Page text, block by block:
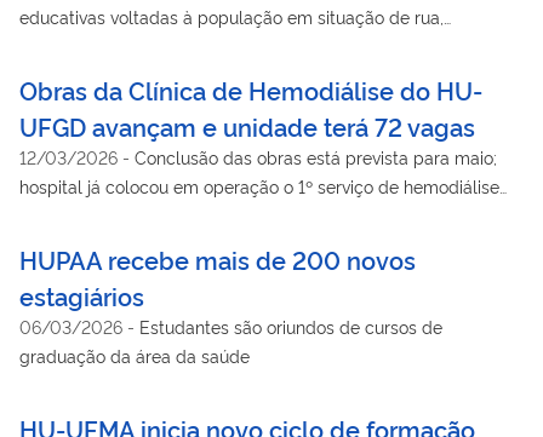
educativas voltadas à população em situação de rua,
Obras da Clínica de Hemodiálise do HU-
UFGD avançam e unidade terá 72 vagas
12/03/2026 - Conclusão das obras está prevista para maio;
hospital já colocou em operação o 1º serviço de hemodiálise
HUPAA recebe mais de 200 novos
estagiários
06/03/2026 - Estudantes são oriundos de cursos de
graduação da área da saúde
HU-UFMA inicia novo ciclo de formação